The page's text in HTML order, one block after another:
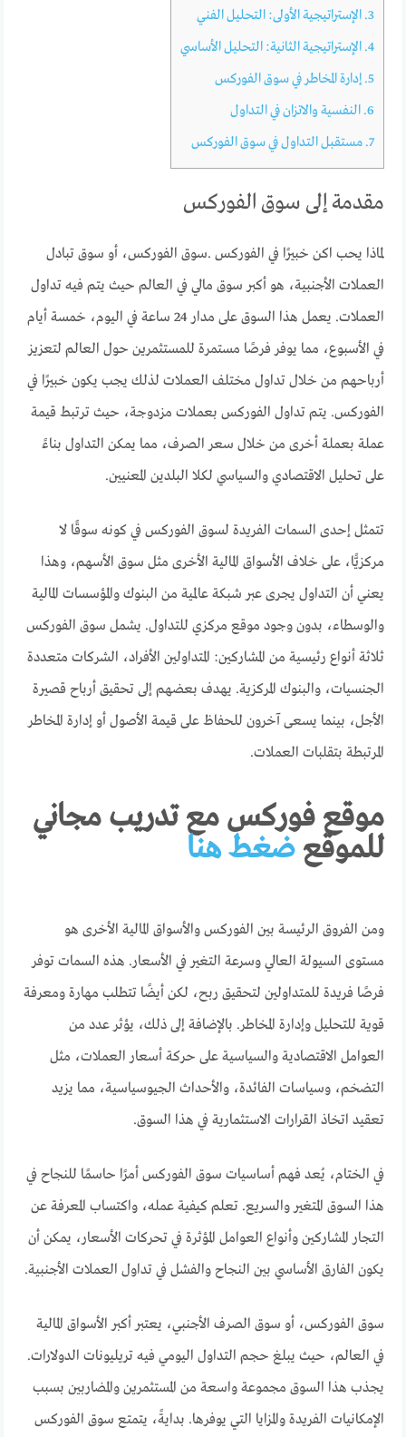
3. الإستراتيجية الأولى: التحليل الفني
4. الإستراتيجية الثانية: التحليل الأساسي
5. إدارة المخاطر في سوق الفوركس
6. النفسية والاتزان في التداول
7. مستقبل التداول في سوق الفوركس
مقدمة إلى سوق الفوركس
لماذا يحب اكن خبيرًا في الفوركس .سوق الفوركس، أو سوق تبادل
العملات الأجنبية، هو أكبر سوق مالي في العالم حيث يتم فيه تداول
العملات. يعمل هذا السوق على مدار 24 ساعة في اليوم، خمسة أيام
في الأسبوع، مما يوفر فرصًا مستمرة للمستثمرين حول العالم لتعزيز
أرباحهم من خلال تداول مختلف العملات لذلك يجب يكون خبيرًا في
الفوركس. يتم تداول الفوركس بعملات مزدوجة، حيث ترتبط قيمة
عملة بعملة أخرى من خلال سعر الصرف، مما يمكن التداول بناءً
على تحليل الاقتصادي والسياسي لكلا البلدين المعنيين.
تتمثل إحدى السمات الفريدة لسوق الفوركس في كونه سوقًا لا
مركزيًّا، على خلاف الأسواق المالية الأخرى مثل سوق الأسهم، وهذا
يعني أن التداول يجرى عبر شبكة عالمية من البنوك والمؤسسات المالية
والوسطاء، بدون وجود موقع مركزي للتداول. يشمل سوق الفوركس
ثلاثة أنواع رئيسية من المشاركين: المتداولين الأفراد، الشركات متعددة
الجنسيات، والبنوك المركزية. يهدف بعضهم إلى تحقيق أرباح قصيرة
الأجل، بينما يسعى آخرون للحفاظ على قيمة الأصول أو إدارة المخاطر
المرتبطة بتقلبات العملات.
موقع فوركس مع تدريب مجاني
للموقعضغط هنا
ومن الفروق الرئيسة بين الفوركس والأسواق المالية الأخرى هو
مستوى السيولة العالي وسرعة التغير في الأسعار. هذه السمات توفر
فرصًا فريدة للمتداولين لتحقيق ربح، لكن أيضًا تتطلب مهارة ومعرفة
قوية للتحليل وإدارة المخاطر. بالإضافة إلى ذلك، يؤثر عدد من
العوامل الاقتصادية والسياسية على حركة أسعار العملات، مثل
التضخم، وسياسات الفائدة، والأحداث الجيوسياسية، مما يزيد
تعقيد اتخاذ القرارات الاستثمارية في هذا السوق.
في الختام، يُعد فهم أساسيات سوق الفوركس أمرًا حاسمًا للنجاح في
هذا السوق المتغير والسريع. تعلم كيفية عمله، واكتساب المعرفة عن
التجار المشاركين وأنواع العوامل المؤثرة في تحركات الأسعار، يمكن أن
يكون الفارق الأساسي بين النجاح والفشل في تداول العملات الأجنبية.
سوق الفوركس، أو سوق الصرف الأجنبي، يعتبر أكبر الأسواق المالية
في العالم، حيث يبلغ حجم التداول اليومي فيه تريليونات الدولارات.
يجذب هذا السوق مجموعة واسعة من المستثمرين والمضاربين بسبب
الإمكانيات الفريدة والمزايا التي يوفرها. بدايةً، يتمتع سوق الفوركس